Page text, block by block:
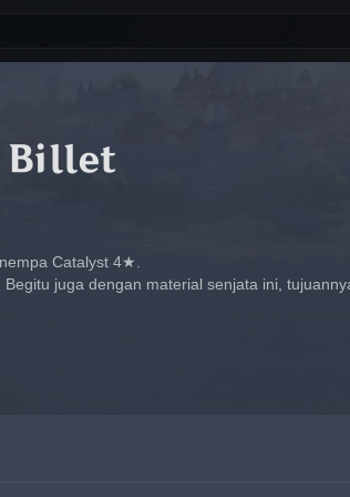
Billet
Catalyst 4★.
juga dengan material senjata ini,